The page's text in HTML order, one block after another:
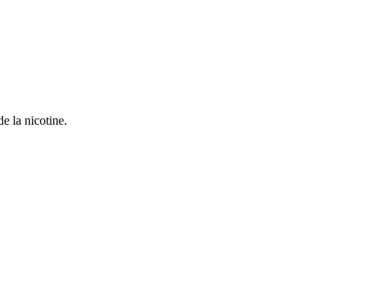
la nicotine.